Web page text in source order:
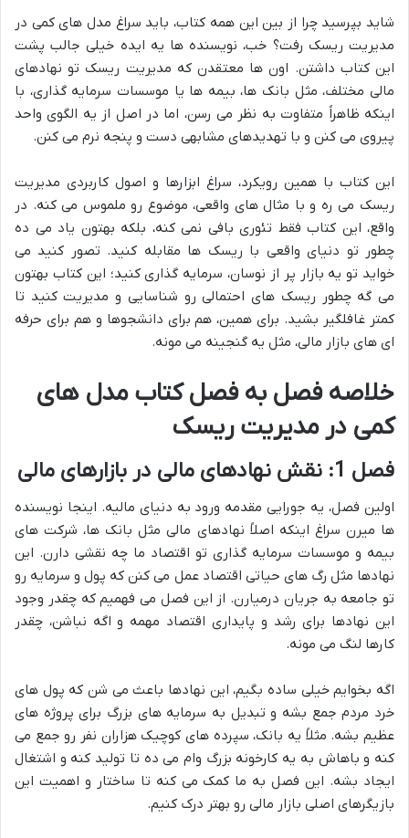
شاید بپرسید چرا از بین این همه کتاب، باید سراغ مدل های کمی در
مدیریت ریسک رفت؟ خب، نویسنده ها یه ایده خیلی جالب پشت
این کتاب داشتن. اون ها معتقدن که مدیریت ریسک تو نهادهای
مالی مختلف، مثل بانک ها، بیمه ها یا موسسات سرمایه گذاری، با
اینکه ظاهراً متفاوت به نظر می رسن، اما در اصل از یه الگوی واحد
پیروی می کنن و با تهدیدهای مشابهی دست و پنجه نرم می کنن.
این کتاب با همین رویکرد، سراغ ابزارها و اصول کاربردی مدیریت
ریسک می ره و با مثال های واقعی، موضوع رو ملموس می کنه. در
واقع، این کتاب فقط تئوری بافی نمی کنه، بلکه بهتون یاد می ده
چطور تو دنیای واقعی با ریسک ها مقابله کنید. تصور کنید می
خواید تو یه بازار پر از نوسان، سرمایه گذاری کنید؛ این کتاب بهتون
می گه چطور ریسک های احتمالی رو شناسایی و مدیریت کنید تا
کمتر غافلگیر بشید. برای همین، هم برای دانشجوها و هم برای حرفه
ای های بازار مالی، مثل یه گنجینه می مونه.
خلاصه فصل به فصل کتاب مدل های
کمی در مدیریت ریسک
فصل 1: نقش نهادهای مالی در بازارهای مالی
اولین فصل، یه جورایی مقدمه ورود به دنیای مالیه. اینجا نویسنده
ها میرن سراغ اینکه اصلاً نهادهای مالی مثل بانک ها، شرکت های
بیمه و موسسات سرمایه گذاری تو اقتصاد ما چه نقشی دارن. این
نهادها مثل رگ های حیاتی اقتصاد عمل می کنن که پول و سرمایه رو
تو جامعه به جریان درمیارن. از این فصل می فهمیم که چقدر وجود
این نهادها برای رشد و پایداری اقتصاد مهمه و اگه نباشن، چقدر
کارها لنگ می مونه.
اگه بخوایم خیلی ساده بگیم، این نهادها باعث می شن که پول های
خرد مردم جمع بشه و تبدیل به سرمایه های بزرگ برای پروژه های
عظیم بشه. مثلاً یه بانک، سپرده های کوچیک هزاران نفر رو جمع می
کنه و باهاش به یه کارخونه بزرگ وام می ده تا تولید کنه و اشتغال
ایجاد بشه. این فصل به ما کمک می کنه تا ساختار و اهمیت این
بازیگرهای اصلی بازار مالی رو بهتر درک کنیم.